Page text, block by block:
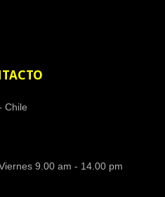
Chile
9.00 am - 14.00 pm